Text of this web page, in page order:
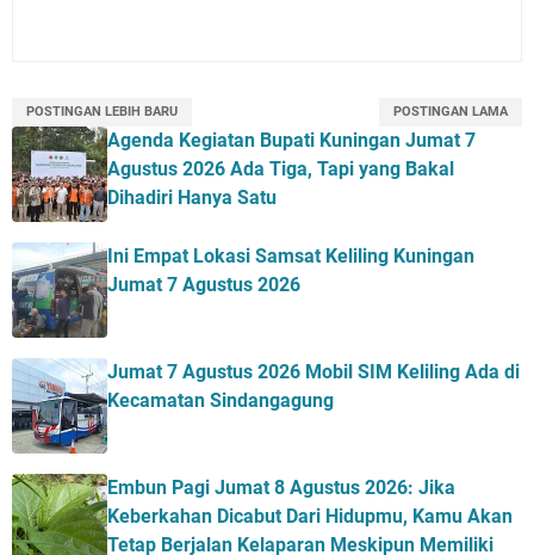
POSTINGAN LEBIH BARU POSTINGAN LAMA
Agenda Kegiatan Bupati Kuningan Jumat 7
Agustus 2026 Ada Tiga, Tapi yang Bakal
Dihadiri Hanya Satu
Ini Empat Lokasi Samsat Keliling Kuningan
Jumat 7 Agustus 2026
Jumat 7 Agustus 2026 Mobil SIM Keliling Ada di
Kecamatan Sindangagung
Embun Pagi Jumat 8 Agustus 2026: Jika
Keberkahan Dicabut Dari Hidupmu, Kamu Akan
Tetap Berjalan Kelaparan Meskipun Memiliki